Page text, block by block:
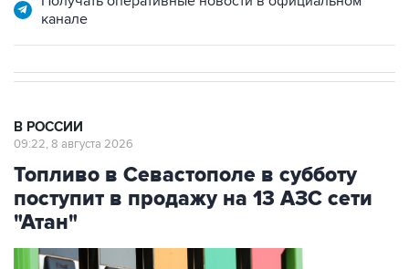
канале
В РОССИИ
09:22, 8 августа 2026
Топливо в Севастополе в субботу
поступит в продажу на 13 АЗС сети
"Атан"